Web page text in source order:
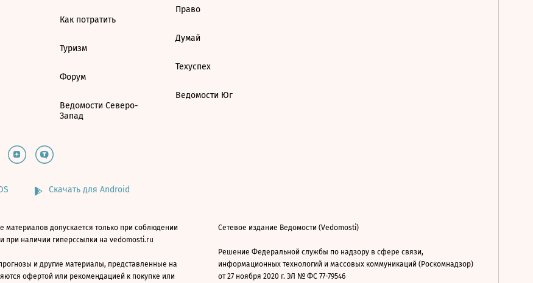
Как потратить
Туризм
Форум
Ведомости Северо-
Запад
Право
Думай
Техуспех
Ведомости Юг
Скачать для Android
материалов допускается только при соблюдении
и при наличии гиперссылки на vedomosti.ru
и другие материалы, представленные на
офертой или рекомендацией к покупке или
Сетевое издание Ведомости (Vedomosti)
Решение Федеральной службы по надзору в сфере связи,
информационных технологий и массовых коммуникаций (Роскомнадзор)
от 27 ноября 2020 г. ЭЛ № ФС 77-79546